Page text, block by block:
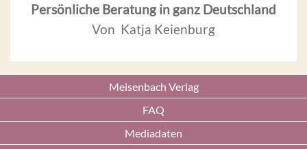
Persönliche Beratung in ganz Deutschland
Von Katja Keienburg
Meisenbach Verlag
FAQ
Mediadaten